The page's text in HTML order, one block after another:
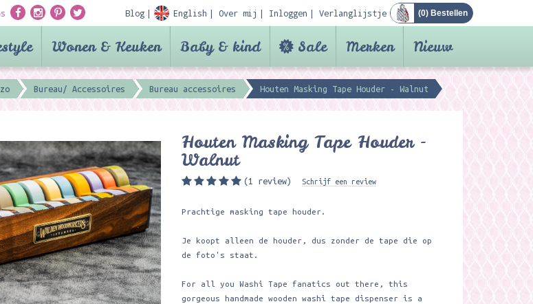
Blog English Over mij Inloggen Verlanglijstje (0) Bestellen
Wonen & Keuken Baby & kind Sale Merken Nieuw
Bureau/ Accessoires Bureau accessoires Houten Masking Tape Houder - Walnut
Houten Masking Tape Houder -
Walnut
(1 review) Schrijf een review
Prachtige masking tape houder.
Je koopt alleen de houder, dus zonder de tape die op
de foto's staat.
For all you Washi Tape fanatics out there, this
gorgeous handmade wooden washi tape dispenser is a